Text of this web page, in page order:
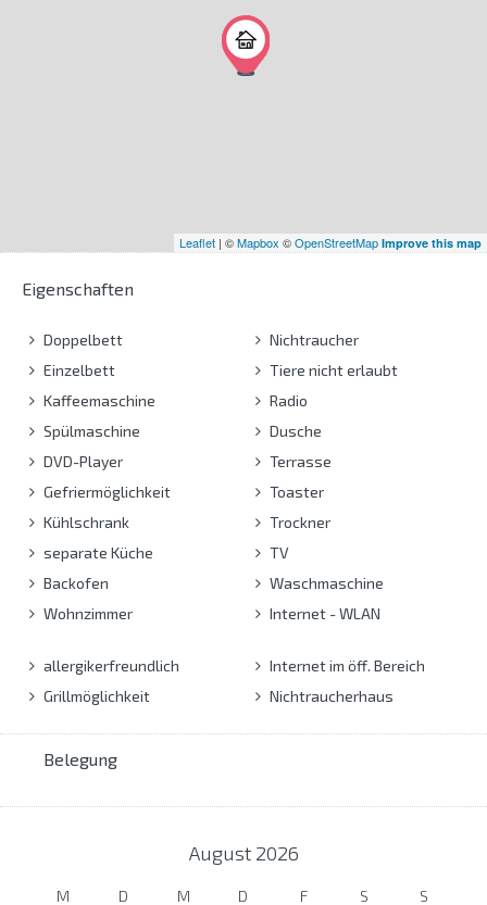
Leaflet | ©Mapbox ©OpenStreetMap Improve this map
Eigenschaften
Doppelbett
Einzelbett
Kaffeemaschine
Spülmaschine
DVD-Player
Gefriermöglichkeit
Kühlschrank
separate Küche
Backofen
Wohnzimmer
Nichtraucher
Tiere nicht erlaubt
Radio
Dusche
Terrasse
Toaster
Trockner
TV
Waschmaschine
Internet - WLAN
allergikerfreundlich
Grillmöglichkeit
Internet im öff. Bereich
Nichtraucherhaus
Belegung
August 2026
M D M D F S S